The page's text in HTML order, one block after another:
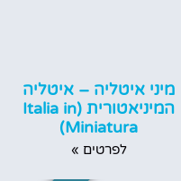
מיני איטליה – איטליה
המיניאטורית (Italia in
Miniatura)
לפרטים »